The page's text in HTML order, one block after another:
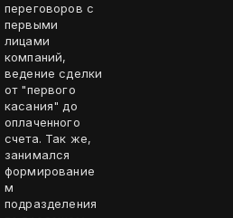
переговоров с
первыми
лицами
компаний,
ведение сделки
от "первого
касания" до
оплаченного
счета. Так же,
занимался
формирование
м
подразделения